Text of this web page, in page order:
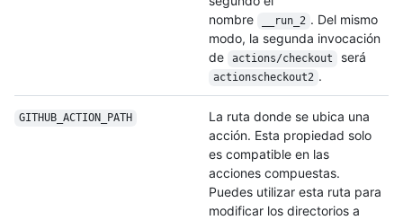
nombre
__run_2 . Del mismo
modo, la segunda invocación
de
actions/checkout será
actionscheckout2 .
GITHUB_ACTION_PATH
La ruta donde se ubica una
acción. Esta propiedad solo
es compatible en las
acciones compuestas.
Puedes utilizar esta ruta para
modificar los directorios a